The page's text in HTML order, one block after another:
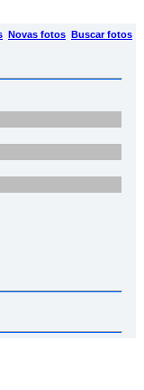
Novas fotos Buscar fotos